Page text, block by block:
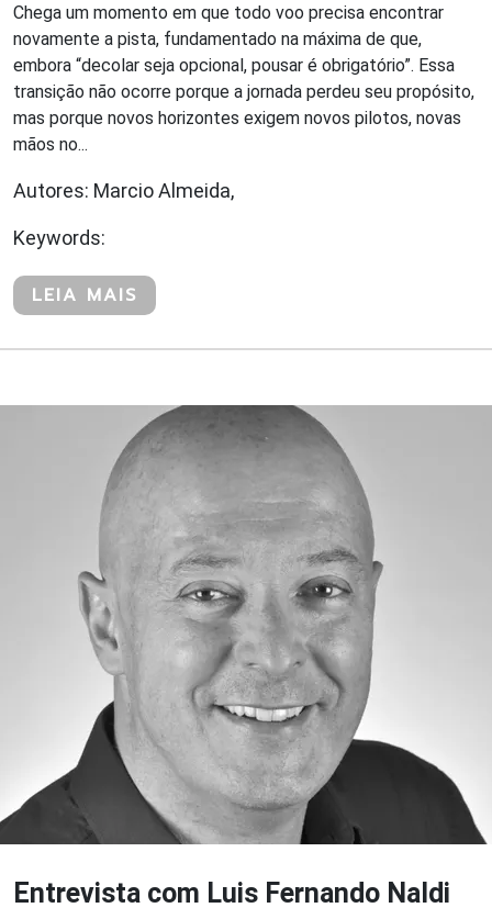
Chega um momento em que todo voo precisa encontrar
novamente a pista, fundamentado na máxima de que,
embora “decolar seja opcional, pousar é obrigatório”. Essa
transição não ocorre porque a jornada perdeu seu propósito,
mas porque novos horizontes exigem novos pilotos, novas
mãos no...
Autores: Marcio Almeida,
Keywords:
LEIA MAIS
Entrevista com Luis Fernando Naldi